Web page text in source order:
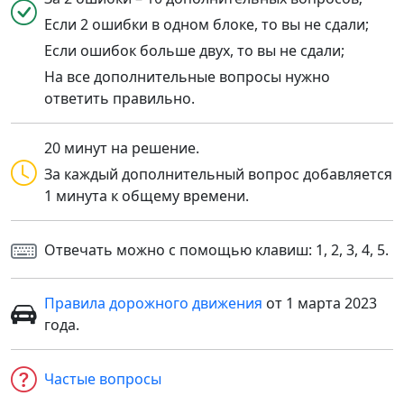
Если 2 ошибки в одном блоке, то вы не сдали;
Если ошибок больше двух, то вы не сдали;
На все дополнительные вопросы нужно
ответить правильно.
20 минут на решение.
За каждый дополнительный вопрос добавляется
1 минута к общему времени.
Отвечать можно с помощью клавиш: 1, 2, 3, 4, 5.
Правила дорожного движения от 1 марта 2023
года.
Частые вопросы